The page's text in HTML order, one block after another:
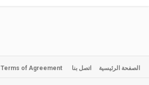
الصفحة الرئيسية اتصل بنا Terms of Agreement